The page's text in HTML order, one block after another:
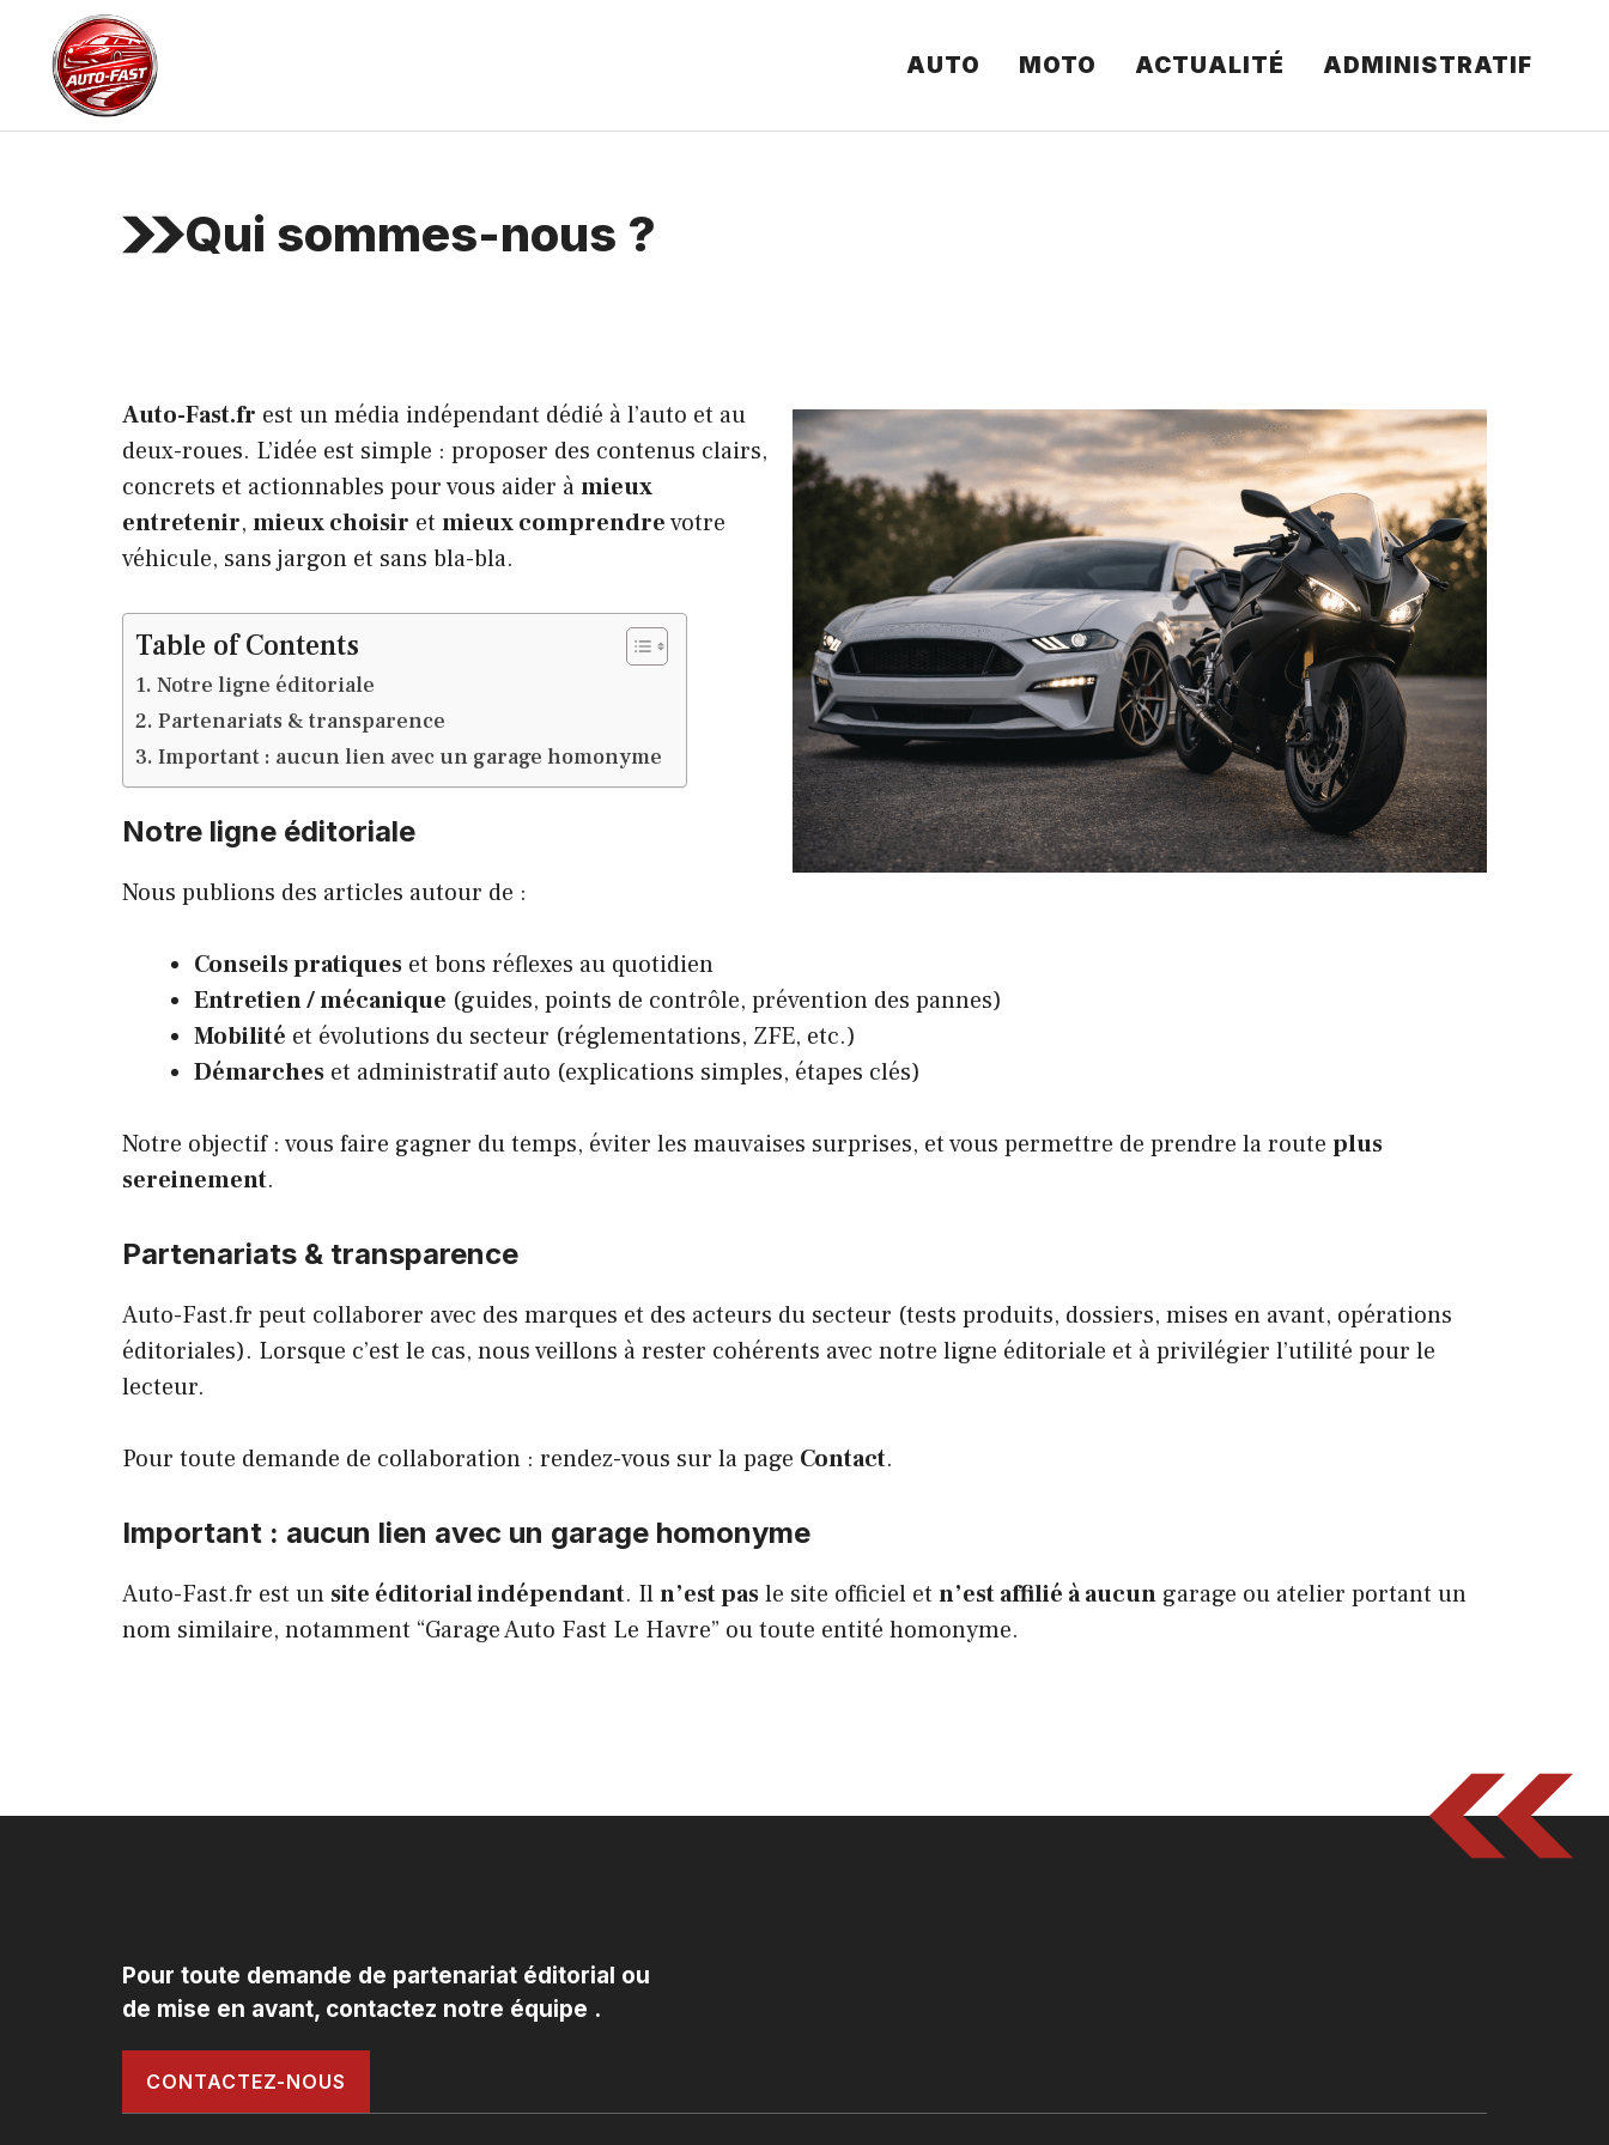
contenu
AUTO MOTO ACTUALITÉ ADMINISTRATIF
Qui sommes-nous ?
Auto-Fast.fr est un média indépendant dédié à l’auto et au
deux-roues. L’idée est simple : proposer des contenus clairs,
concrets et actionnables pour vous aider àmieux
entretenir, mieux choisir et mieux comprendrevotre
véhicule, sans jargon et sans bla-bla.
Table of Contents
Notre ligne éditoriale
Partenariats & transparence
Important : aucun lien avec un garage homonyme
Notre ligne éditoriale
Nous publions des articles autour de :
Conseils pratiques et bons réflexes au quotidien
Entretien / mécanique (guides, points de contrôle, prévention des pannes)
Mobilité et évolutions du secteur (réglementations, ZFE, etc.)
Démarches et administratif auto (explications simples, étapes clés)
Notre objectif : vous faire gagner du temps, éviter les mauvaises surprises, et vous permettre de prendre la route plus
sereinement.
Partenariats & transparence
Auto-Fast.fr peut collaborer avec des marques et des acteurs du secteur (tests produits, dossiers, mises en avant, opérations
éditoriales). Lorsque c’est le cas, nous veillons à rester cohérents avec notre ligne éditoriale et à privilégier l’utilité pour le
lecteur.
Pour toute demande de collaboration : rendez-vous sur la page Contact.
Important : aucun lien avec un garage homonyme
Auto-Fast.fr est un site éditorial indépendant. Iln’est pasle site officiel et n’est affilié à aucun garage ou atelier portant un
nom similaire, notamment “Garage Auto Fast Le Havre” ou toute entité homonyme.
Pour toute demande de partenariat éditorial ou
de mise en avant, contactez notre équipe .
CONTACTEZ-NOUS